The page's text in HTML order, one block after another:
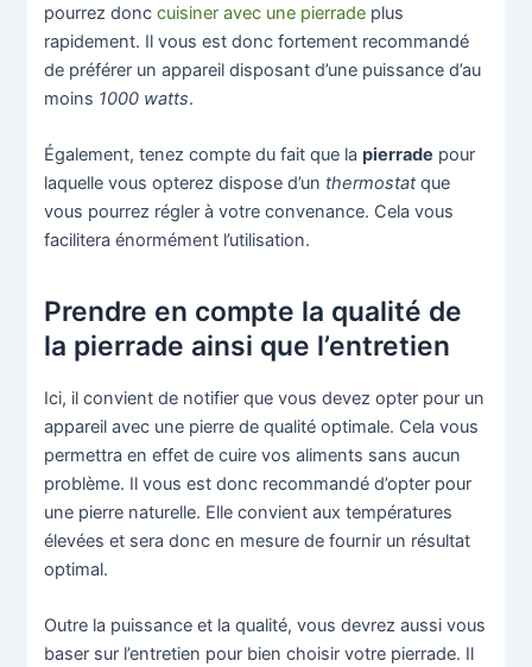
pourrez donccuisiner avec une pierrade plus
rapidement. Il vous est donc fortement recommandé
de préférer un appareil disposant d’une puissance d’au
moins 1000 watts.
Également, tenez compte du fait que lapierrade pour
laquelle vous opterez dispose d’un thermostatque
vous pourrez régler à votre convenance. Cela vous
facilitera énormément l’utilisation.
Prendre en compte la qualité de
la pierrade ainsi que l’entretien
Ici, il convient de notifier que vous devez opter pour un
appareil avec une pierre de qualité optimale. Cela vous
permettra en effet de cuire vos aliments sans aucun
problème. Il vous est donc recommandé d’opter pour
une pierre naturelle. Elle convient aux températures
élevées et sera donc en mesure de fournir un résultat
optimal.
Outre la puissance et la qualité, vous devrez aussi vous
baser sur l’entretien pour bien choisir votre pierrade. Il